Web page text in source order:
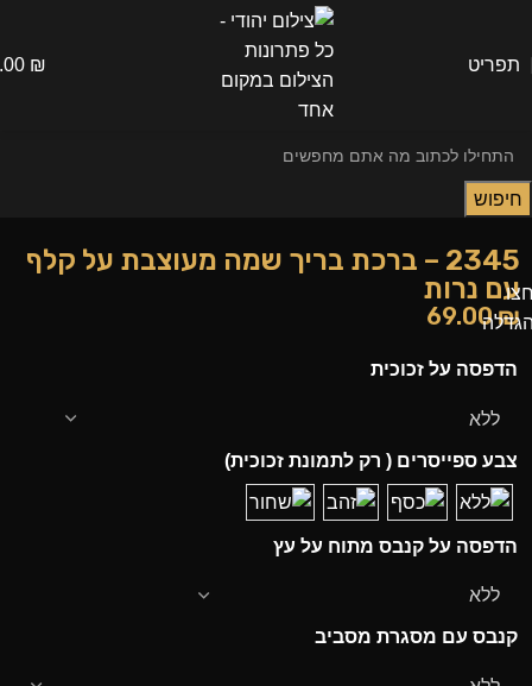
תפריט ₪
חיפוש
2345 – ברכת בריך שמה מעוצבת על קלף
עם נרות
69.00₪
הדפסה על זכוכית
צבע ספייסרים ( רק לתמונת זכוכית)
הדפסה על קנבס מתוח על עץ
קנבס עם מסגרת מסביב